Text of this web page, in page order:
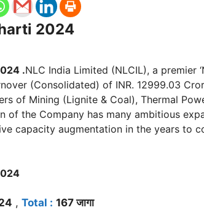
2024
.NLC India Limited (NLCIL), a premier
(Consolidated) of INR. 12999.03
of Mining (Lignite & Coal), Thermal
of the Company has many ambitious
capacity augmentation in the years to
, Total : 167 जागा